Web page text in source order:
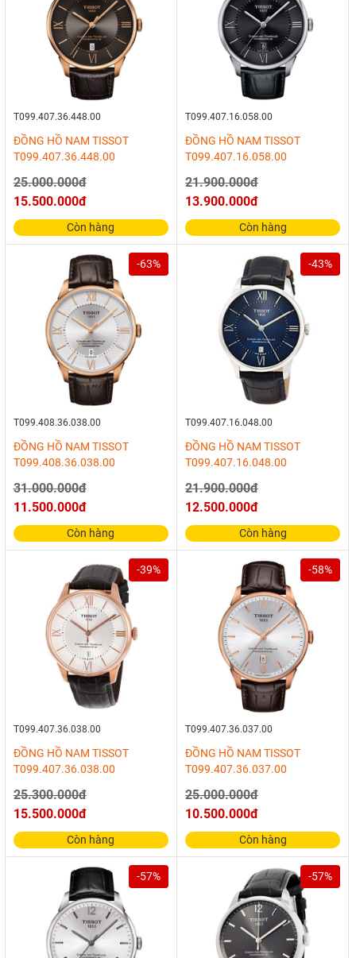
T099.407.36.448.00
ĐỒNG HỒ NAM TISSOT
T099.407.36.448.00
25.000.000đ
15.500.000đ
Còn hàng
T099.407.16.058.00
ĐỒNG HỒ NAM TISSOT
T099.407.16.058.00
21.900.000đ
13.900.000đ
Còn hàng
-63%
T099.408.36.038.00
ĐỒNG HỒ NAM TISSOT
T099.408.36.038.00
31.000.000đ
11.500.000đ
Còn hàng
-43%
T099.407.16.048.00
ĐỒNG HỒ NAM TISSOT
T099.407.16.048.00
21.900.000đ
12.500.000đ
Còn hàng
-39%
T099.407.36.038.00
ĐỒNG HỒ NAM TISSOT
T099.407.36.038.00
25.300.000đ
15.500.000đ
Còn hàng
-58%
T099.407.36.037.00
ĐỒNG HỒ NAM TISSOT
T099.407.36.037.00
25.000.000đ
10.500.000đ
Còn hàng
-57% -57%